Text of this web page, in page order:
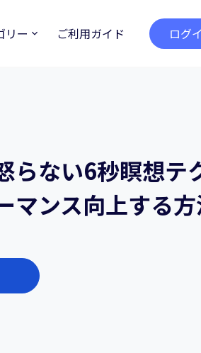
リー ご利用ガイド ログ
ない6秒瞑想テ
マンス向上する